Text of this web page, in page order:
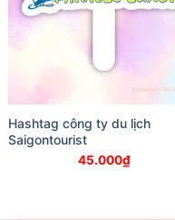
Hashtag công ty du lịch
Saigontourist
45.000₫